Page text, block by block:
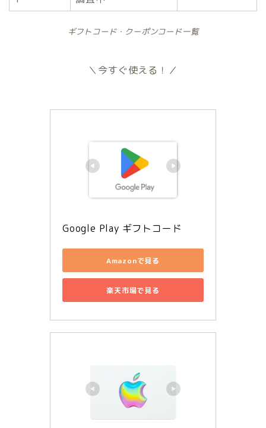
ギフトコード・クーポンコード一覧
＼今すぐ使える！／
Google Play ギフトコード
Amazonで見る
楽天市場で見る